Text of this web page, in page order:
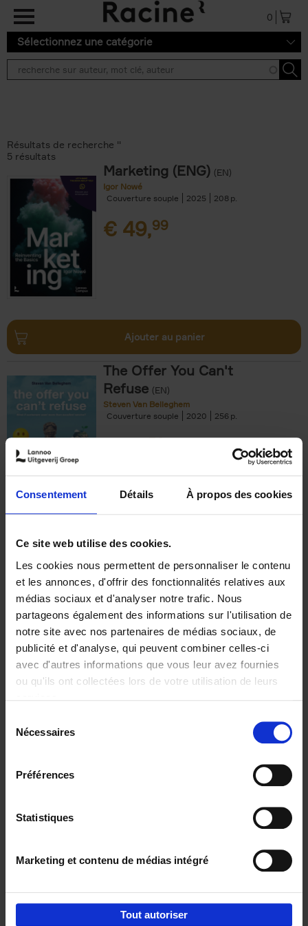
Consentement Détails À propos des cookies
Ce site web utilise des cookies.
Les cookies nous permettent de personnaliser le contenu
et les annonces, d'offrir des fonctionnalités relatives aux
médias sociaux et d'analyser notre trafic. Nous
partageons également des informations sur l'utilisation de
notre site avec nos partenaires de médias sociaux, de
publicité et d'analyse, qui peuvent combiner celles-ci
avec d'autres informations que vous leur avez fournies
ou qu'ils ont collectées lors de votre utilisation de leurs
Nécessaires
Préférences
Statistiques
Marketing et contenu de médias intégré
Tout autoriser
Aller au contenu principal
0
Sélectionnez une catégorie
Résultats de recherche ''
5 résultats
Marketing (ENG) (EN)
Igor Nowé
Couverture souple
2025 208
€ 49,99
Ajouter au panier
The Offer You Can't
Refuse (EN)
Steven Van Belleghem
Couverture souple
2020 256
€37,50
Building Bonds = Building
Business
Jochen Roef Jozefien De Feyter
Carolien Boom
Couverture souple
2025 200
€29,99
Digital marketing like a PRO -
completely revised edition (EN)